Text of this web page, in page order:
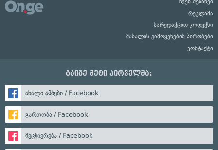
ჩვენ შესახებ
რეკლამა
სარედაქციო კოდექსი
მასალის გამოყენების პირობები
კონტაქტი
გაიგე მეტი პირველმა:
ახალი ამბები / Facebook
გართობა / Facebook
მეცნიერება / Facebook